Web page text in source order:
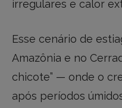
irregulares e calor
Esse cenário de
Amazônia e no
chicote” — onde o
após períodos